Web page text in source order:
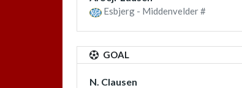
Esbjerg - Middenvelder #
GOAL
N. Clausen